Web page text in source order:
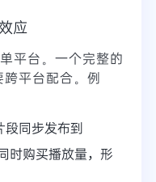
应
台。一个完整的
平台配合。例
同步发布到
时购买播放量，形